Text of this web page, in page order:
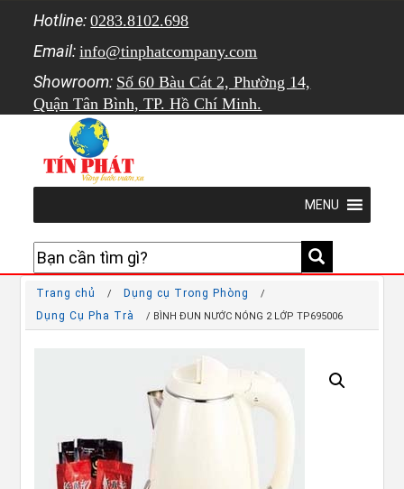
Hotline: 0283.8102.698
Email: info@tinphatcompany.com
Showroom: Số 60 Bàu Cát 2, Phường 14,
Quận Tân Bình, TP. Hồ Chí Minh.
MENU
Trang chủ / Dụng cụ Trong Phòng /
Dụng Cụ Pha Trà / BÌNH ĐUN NƯỚC NÓNG 2 LỚP TP695006